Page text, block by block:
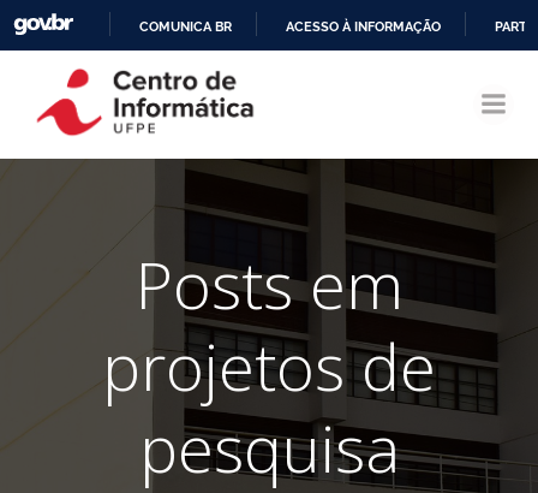
CONTEÚDO
COMUNICA BR ACESSO À INFORMAÇÃO
Posts em
projetos de
pesquisa